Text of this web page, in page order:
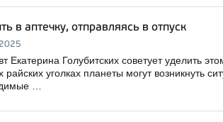
в аптечку, отправляясь в отпуск
Екатерина Голубитских советует уделить
уголках планеты могут возникнуть
…